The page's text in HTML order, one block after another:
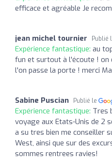
efficace et agréable Je
jean michel tournier Publié
Expérience fantastique: au
fun et surtout à l'écoute ! on
l'on passe la porte ! merci
Sabine Puscian Publié le
Expérience fantastique: Tres
voyage aux Etats-Unis de 2
a su tres bien me conseiller
West, ainsi que sur des
sommes rentrees ravies!